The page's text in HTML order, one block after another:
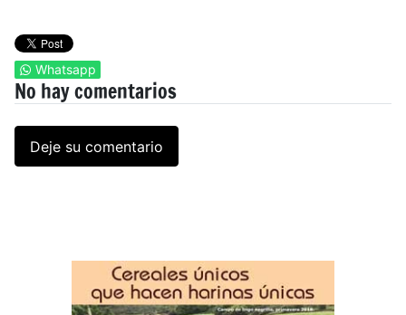
Whatsapp
No hay comentarios
Deje su comentario